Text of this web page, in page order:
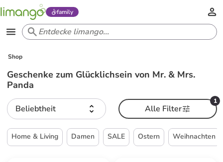
family
Shop
Geschenke zum Glücklichsein von Mr. & Mrs.
Panda
Beliebtheit
1
Alle Filter
Home & Living Damen SALE Ostern Weihnachten